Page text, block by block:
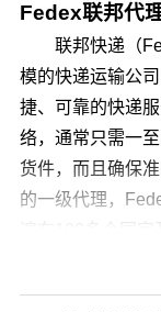
您可以登录我们
您解答，解决您
Fedex联邦代
联邦快递（
模的快递运输公
捷、可靠的快递
络，通常只需一
货件，而且确保
的一级代理，
通过强大的国际
外籍在华企业、